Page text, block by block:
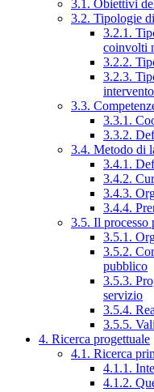
3.1. Obiettivi
3.2. Tipologie
3.2.1.
coinvolti
3.2.2.
3.2.3.
intervento
3.3.
3.3.1.
3.3.2.
3.4. Metodo di
3.4.1.
3.4.2.
3.4.3.
3.4.4.
3.5. Il processo
3.5.1.
3.5.2.
pubblico
3.5.3.
servizio
3.5.4.
3.5.5.
4. Ricerca progettuale
4.1. Ricerca
4.1.1.
4.1.2.